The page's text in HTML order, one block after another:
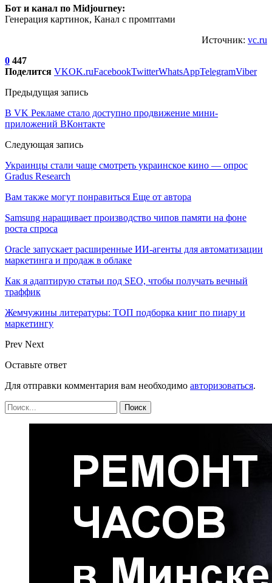
Бот и канал по Midjourney:
Генерация картинок, Канал с промптами
Источник: vc.ru
0 447
Поделится VKOK.ruFacebookTwitterWhatsAppTelegramViber
Предыдущая запись
В VK Рекламе стало доступно продвижение мини-
приложений ВКонтакте
Следующая запись
Украинцы стали чаще смотреть украинское кино — опрос
Gradus Research
Вам также могут понравиться Еще от автора
Samsung наращивает производство чипов памяти на фоне
роста спроса
Oracle запускает расширенные ИИ‑агенты для автоматизации
маркетинга и продаж в облаке
Как я адаптирую статьи под SEO, чтобы получать вечный
траффик
Жемчужины литературы: ТОП подборка книг по пиару и
маркетингу
Prev Next
Оставьте ответ
Для отправки комментария вам необходимо авторизоваться.